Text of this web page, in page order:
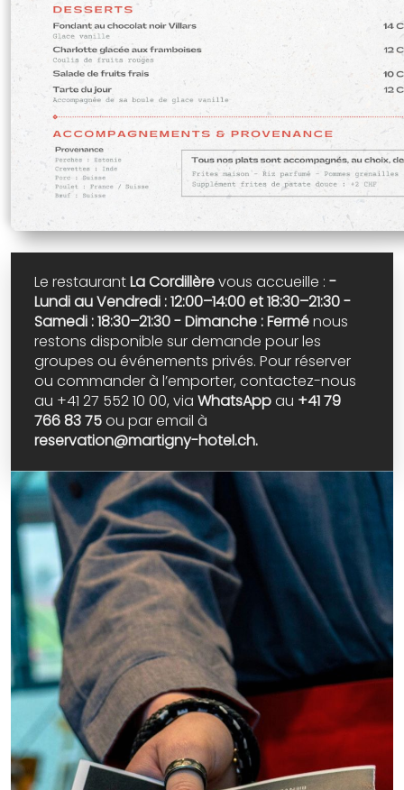
Le restaurantLa Cordillèrevous accueille : -
Lundi au Vendredi : 12:00–14:00 et 18:30–21:30-
Samedi : 18:30–21:30- Dimanche : Ferménous
restons disponible sur demande pour les
groupes ou événements privés. Pour réserver
ou commander à l’emporter, contactez-nous
au +41 27 552 10 00, via WhatsAppau +41 79
766 83 75ou par email à
reservation@martigny-hotel.ch.